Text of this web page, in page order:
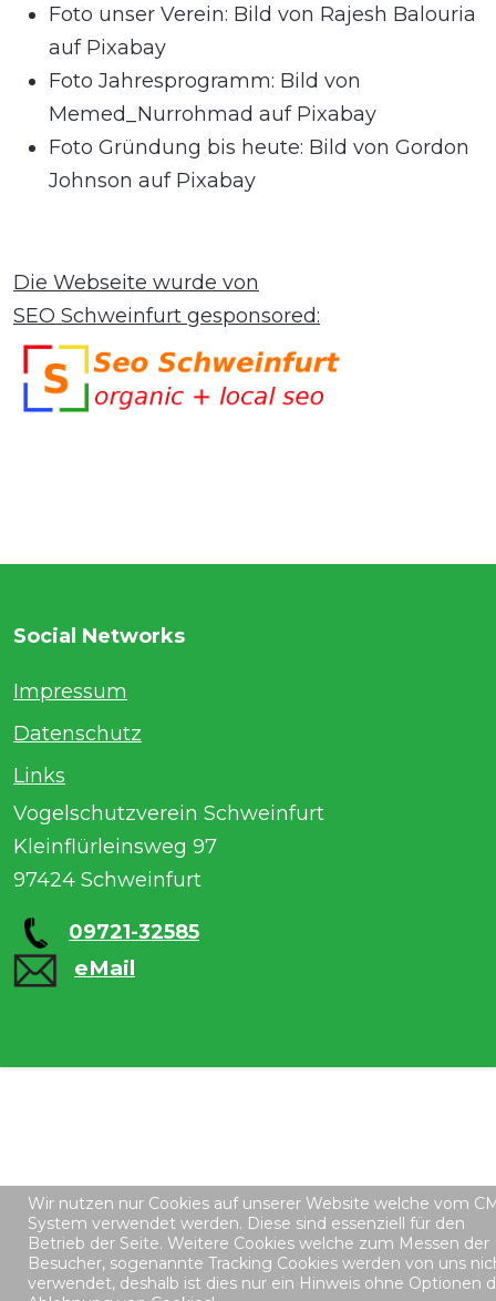
Foto unser Verein: Bild von Rajesh Balouria
auf Pixabay
Foto Jahresprogramm: Bild von
Memed_Nurrohmad auf Pixabay
Foto Gründung bis heute: Bild von Gordon
Johnson auf Pixabay
Die Webseite wurde von
SEO Schweinfurt gesponsored:
Social Networks
Impressum
Datenschutz
Links
Vogelschutzverein Schweinfurt
Kleinflürleinsweg 97
97424 Schweinfurt
09721-32585
eMail
Wir nutzen nur Cookies auf unserer Website welche vom
System verwendet werden. Diese sind essenziell für den
Betrieb der Seite. Weitere Cookies welche zum Messen der
Besucher, sogenannte Tracking Cookies werden von uns
verwendet, deshalb ist dies nur ein Hinweis ohne Optionen